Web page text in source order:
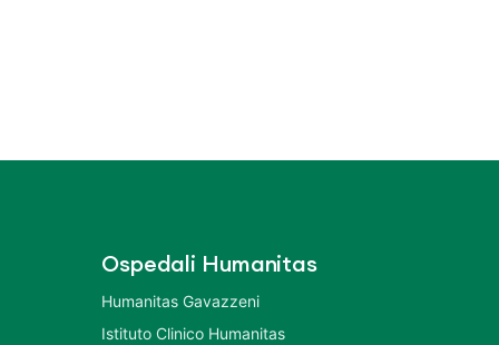
Ospedali Humanitas
Humanitas Gavazzeni
Istituto Clinico Humanitas